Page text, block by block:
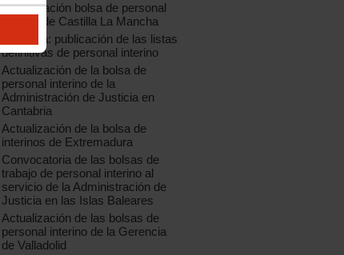
Actualización bolsa de personal
interino de Castilla La Mancha
Cataluña: publicación de las listas
definitivas de personal interino
Actualización de la bolsa de
personal interino de la
Administración de Justicia en
Cantabria
Actualización de la bolsa de
interinos de Extremadura
Convocatoria de las bolsas de
trabajo de personal interino al
servicio de la Administración de
Justicia en las Islas Baleares
Actualización de las bolsas de
personal interino de la Gerencia
de Valladolid